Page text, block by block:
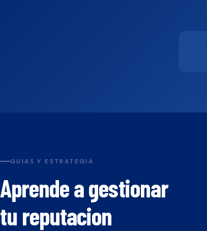
GUIAS Y ESTRATEGIA
Aprende a gestionar
tu reputacion